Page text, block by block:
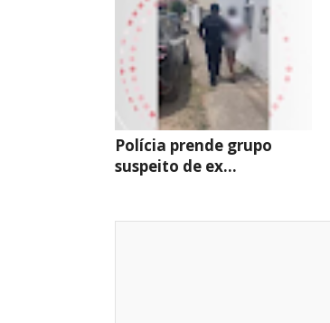
Polícia prende grupo
suspeito de ex...